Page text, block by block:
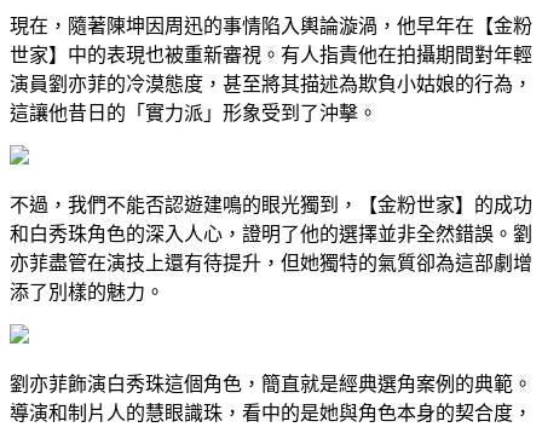
現在，隨著陳坤因周迅的事情陷入輿論漩渦，他早年在【金粉
世家】中的表現也被重新審視。有人指責他在拍攝期間對年輕
演員劉亦菲的冷漠態度，甚至將其描述為欺負小姑娘的行為，
這讓他昔日的「實力派」形象受到了沖擊。
不過，我們不能否認遊建鳴的眼光獨到，【金粉世家】的成功
和白秀珠角色的深入人心，證明了他的選擇並非全然錯誤。劉
亦菲盡管在演技上還有待提升，但她獨特的氣質卻為這部劇增
添了別樣的魅力。
劉亦菲飾演白秀珠這個角色，簡直就是經典選角案例的典範。
導演和制片人的慧眼識珠，看中的是她與角色本身的契合度，